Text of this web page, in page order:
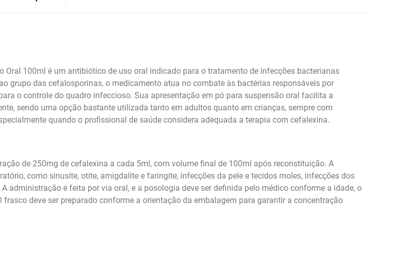
100ml é um antibiótico de uso oral indicado para o tratamento de infecções bacterianas
grupo das cefalosporinas, o medicamento atua no combate às bactérias responsáveis por
o controle do quadro infeccioso. Sua apresentação em pó para suspensão oral facilita a
sendo uma opção bastante utilizada tanto em adultos quanto em crianças, sempre com
quando o profissional de saúde considera adequada a terapia com cefalexina.
de 250mg de cefalexina a cada 5ml, com volume final de 100ml após reconstituição. A
como sinusite, otite, amigdalite e faringite, infecções da pele e tecidos moles, infecções dos
administração é feita por via oral, e a posologia deve ser definida pelo médico conforme a idade, o
deve ser preparado conforme a orientação da embalagem para garantir a concentração